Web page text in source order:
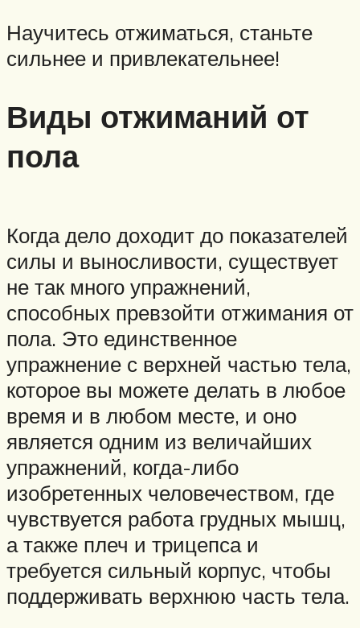
Научитесь отжиматься, станьте
сильнее и привлекательнее!
Виды отжиманий от
пола
Когда дело доходит до показателей
силы и выносливости, существует
не так много упражнений,
способных превзойти отжимания от
пола. Это единственное
упражнение с верхней частью тела,
которое вы можете делать в любое
время и в любом месте, и оно
является одним из величайших
упражнений, когда-либо
изобретенных человечеством, где
чувствуется работа грудных мышц,
а также плеч и трицепса и
требуется сильный корпус, чтобы
поддерживать верхнюю часть тела.